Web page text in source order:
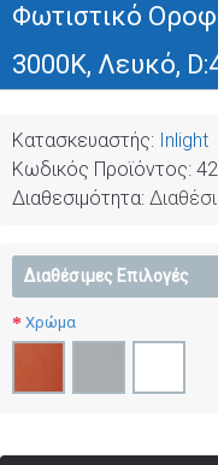
Φωτιστικό
3000K, Λευκό,
Κατασκευαστής: Inlight
Κωδικός Προϊόντος:
Διαθεσιμότητα:
Διαθέσιμες Επιλογές
Χρώμα